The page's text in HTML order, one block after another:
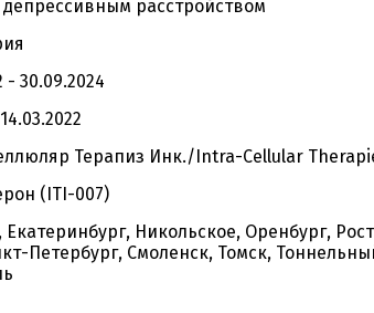
расстройством
- 30.09.2024
Терапиз Инк./Intra-Cellular
(ITI-007)
Никольское, Оренбург,
Петербург, Смоленск, Томск,